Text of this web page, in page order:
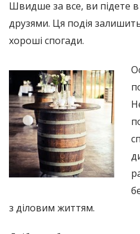
Швидше за все, ви підете
друзями. Ця подія
хороші спогади.
з діловим життям.